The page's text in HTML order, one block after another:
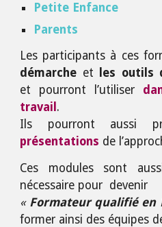
Petite Enfance
Parents
Les participants à ces
démarche et
les outils
et pourront l’utiliser
travail .
Ils pourront aussi
présentations de
Ces modules sont
nécessaire pour devenir
«Formateur qualifié en
former ainsi des équipes